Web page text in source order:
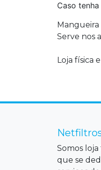
Caso
Mangueira
Serve nos
Loja física
Somos
que se